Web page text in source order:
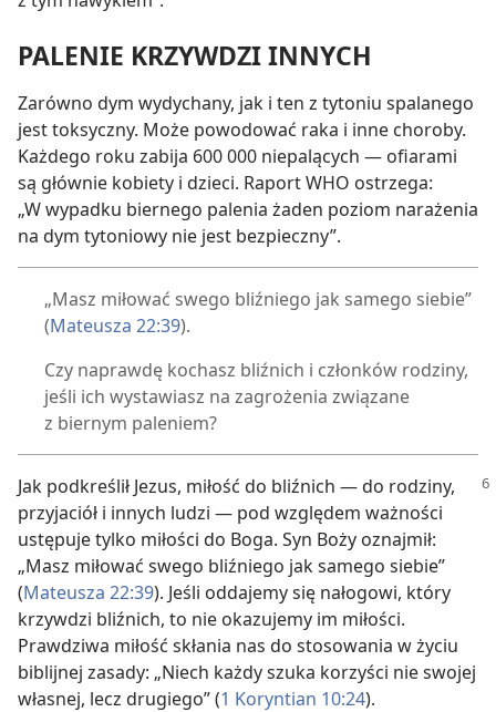
PALENIE KRZYWDZI INNYCH
Zarówno dym wydychany, jak i ten z tytoniu spalanego
jest toksyczny. Może powodować raka i inne choroby.
Każdego roku zabija 600 000 niepalących — ofiarami
są głównie kobiety i dzieci. Raport WHO ostrzega:
„W wypadku biernego palenia żaden poziom narażenia
na dym tytoniowy nie jest bezpieczny”.
„Masz miłować swego bliźniego jak samego siebie”
(Mateusza 22:39).
Czy naprawdę kochasz bliźnich i członków rodziny,
jeśli ich wystawiasz na zagrożenia związane
z biernym paleniem?
Jak podkreślił Jezus, miłość do bliźnich — do rodziny,
przyjaciół i innych ludzi — pod względem ważności
ustępuje tylko miłości do Boga. Syn Boży oznajmił:
„Masz miłować swego bliźniego jak samego siebie”
(Mateusza 22:39). Jeśli oddajemy się nałogowi, który
krzywdzi bliźnich, to nie okazujemy im miłości.
Prawdziwa miłość skłania nas do stosowania w życiu
biblijnej zasady: „Niech każdy szuka korzyści nie swojej
własnej, lecz drugiego” (1 Koryntian 10:24).